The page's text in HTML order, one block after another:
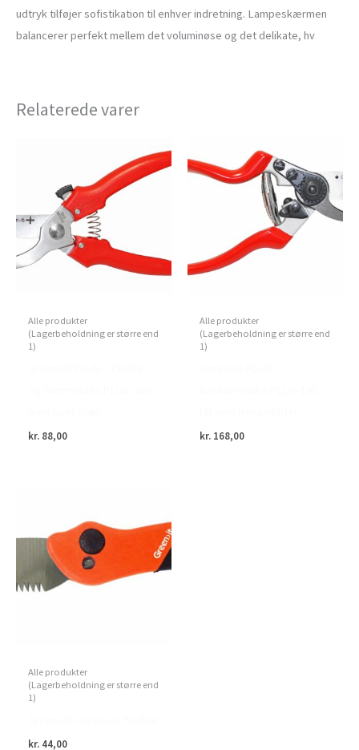
udtryk tilføjer sofistikation til enhver indretning. Lampeskærmen
balancerer perfekt mellem det voluminøse og det delikate, hv
Relaterede varer
Alle produkter
(Lagerbeholdning er større end
1)
kr. 88,00
Alle produkter
(Lagerbeholdning er større end
1)
kr. 168,00
Alle produkter
(Lagerbeholdning er større end
1)
kr. 44,00